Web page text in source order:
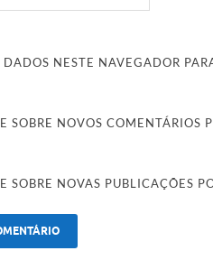
DADOS NESTE NAVEGADOR
SOBRE NOVOS COMENTÁRIOS
SOBRE NOVAS PUBLICAÇÕES